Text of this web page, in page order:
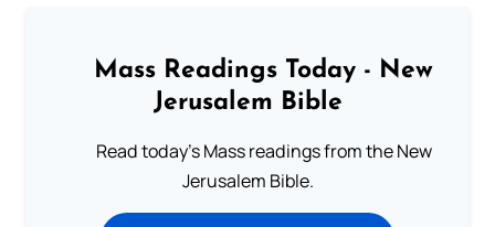
Mass Readings Today - New
Jerusalem Bible
Read today's Mass readings from the New
Jerusalem Bible.